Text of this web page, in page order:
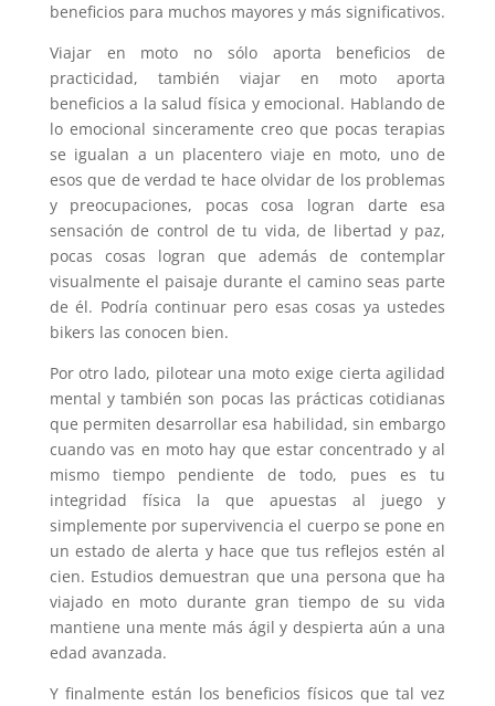
beneficios para muchos mayores y más significativos.
Viajar en moto no sólo aporta beneficios de
practicidad, también viajar en moto aporta
beneficios a la salud física y emocional. Hablando de
lo emocional sinceramente creo que pocas terapias
se igualan a un placentero viaje en moto, uno de
esos que de verdad te hace olvidar de los problemas
y preocupaciones, pocas cosa logran darte esa
sensación de control de tu vida, de libertad y paz,
pocas cosas logran que además de contemplar
visualmente el paisaje durante el camino seas parte
de él. Podría continuar pero esas cosas ya ustedes
bikers las conocen bien.
Por otro lado, pilotear una moto exige cierta agilidad
mental y también son pocas las prácticas cotidianas
que permiten desarrollar esa habilidad, sin embargo
cuando vas en moto hay que estar concentrado y al
mismo tiempo pendiente de todo, pues es tu
integridad física la que apuestas al juego y
simplemente por supervivencia el cuerpo se pone en
un estado de alerta y hace que tus reflejos estén al
cien. Estudios demuestran que una persona que ha
viajado en moto durante gran tiempo de su vida
mantiene una mente más ágil y despierta aún a una
edad avanzada.
Y finalmente están los beneficios físicos que tal vez